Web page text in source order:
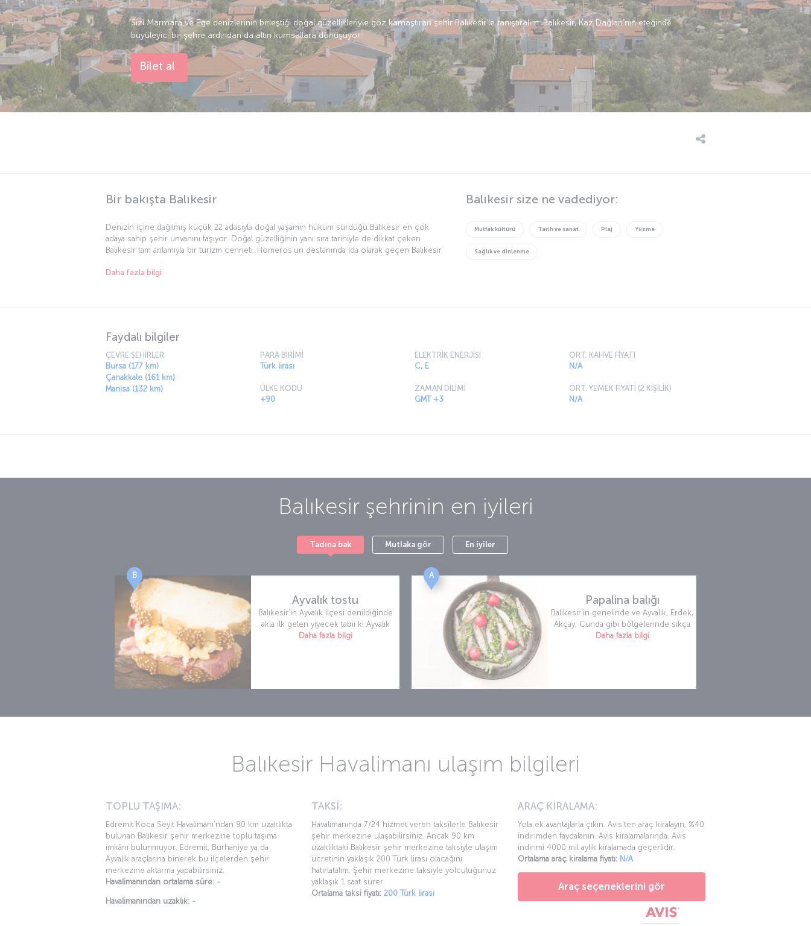
Sizi Marmara ve Ege denizlerinin birleştiği doğal güzellikleriyle göz kamaştıran şehir Balıkesir’le tanıştıralım. Balıkesir, Kaz Dağları’nın eteğinde
büyüleyici bir şehre ardından da altın kumsallara dönüşüyor.
Bilet al
Bir bakışta Balıkesir
Denizin içine dağılmış küçük 22 adasıyla doğal yaşamın hüküm sürdüğü Balıkesir en çok
adaya sahip şehir unvanını taşıyor. Doğal güzelliğinin yanı sıra tarihiyle de dikkat çeken
Balıkesir tam anlamıyla bir turizm cenneti. Homeros’un destanında İda olarak geçen Balıkesir
toprakları ziyaret ederek “nefes almak” istiyorsanız Balıkesir’i ziyaret etmeniz gereken yerler
Daha fazla bilgi
Balıkesir size ne vadediyor:
Mutfak kültürü Tarih ve sanat Plaj Yüzme
Sağlık ve dinlenme
Faydalı bilgiler
ÇEVRE ŞEHİRLER
Bursa (177 km)
Çanakkale (161 km)
Manisa (132 km)
PARA BİRİMİ
Türk lirası
ÜLKE KODU
+90
ELEKTRİK ENERJİSİ
C, E
ZAMAN DİLİMİ
GMT +3
ORT. KAHVE FİYATI
N/A
ORT. YEMEK FİYATI (2 KİŞİLİK)
N/A
Balıkesirşehrinin en iyileri
Tadına bak Mutlaka gör En iyiler
B
Ayvalık tostu
Balıkesir’in Ayvalık ilçesi denildiğinde
akla ilk gelen yiyecek tabii ki Ayvalık
Daha fazla bilgi
A
Papalina balığı
Balıkesir’in genelinde ve Ayvalık, Erdek,
Akçay, Cunda gibi bölgelerinde sıkça
Daha fazla bilgi
Balıkesir Havalimanı ulaşım bilgileri
TOPLU TAŞIMA:
Edremit Koca Seyit Havalimanı’ndan 90 km uzaklıkta
bulunan Balıkesir şehir merkezine toplu taşıma
imkânı bulunmuyor. Edremit, Burhaniye ya da
Ayvalık araçlarına binerek bu ilçelerden şehir
merkezine aktarma yapabilirsiniz.
Havalimanından ortalama süre: -
Havalimanından uzaklık: -
TAKSİ:
Havalimanında 7/24 hizmet veren taksilerle Balıkesir
şehir merkezine ulaşabilirsiniz. Ancak 90 km
uzaklıktaki Balıkesir şehir merkezine taksiyle ulaşım
ücretinin yaklaşık 200 Türk lirası olacağını
hatırlatalım. Şehir merkezine taksiyle yolculuğunuz
yaklaşık 1 saat sürer.
Ortalama taksi fiyatı: 200 Türk lirası
ARAÇ KİRALAMA:
Yola ek avantajlarla çıkın. Avis’ten araç kiralayın, %40
indirimden faydalanın. Avis kiralamalarında. Avis
indirimi 4000 mil aylık kiralamada geçerlidir.
Ortalama araç kiralama fiyatı: N/A
Araç seçeneklerini gör